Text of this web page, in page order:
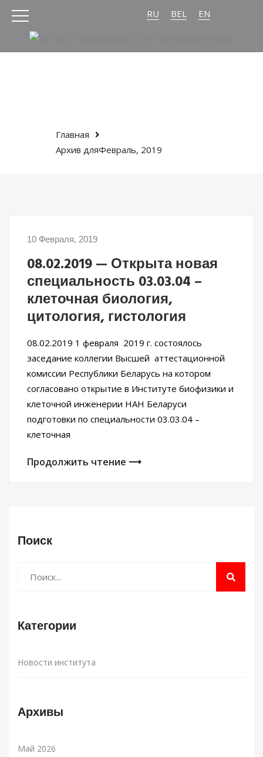
RU BEL EN
Главная
Архив дляФевраль, 2019
10 Февраля, 2019
08.02.2019 — Открыта новая
специальность 03.03.04 –
клеточная биология,
цитология, гистология
08.02.2019 1 февраля 2019 г. состоялось
заседание коллегии Высшей аттестационной
комиссии Республики Беларусь на котором
согласовано открытие в Институте биофизики и
клеточной инженерии НАН Беларуси
подготовки по специальности 03.03.04 –
клеточная
Продолжить чтение
Поиск
Категории
Новости института
Архивы
Май 2026